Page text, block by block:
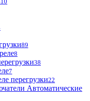
89
8
38
7
перегрузки22
Автоматические